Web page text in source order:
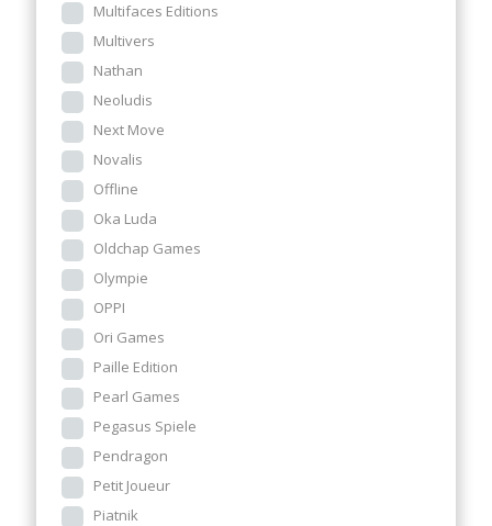
Multifaces Editions
Multivers
Nathan
Neoludis
Next Move
Novalis
Offline
Oka Luda
Oldchap Games
Olympie
OPPI
Ori Games
Paille Edition
Pearl Games
Pegasus Spiele
Pendragon
Petit Joueur
Piatnik